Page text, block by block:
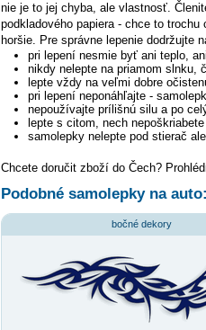
nie je to jej chyba, ale vlastnosť.
podkladového papiera - chce to
horšie. Pre správne lepenie dodržujte
pri lepení nesmie byť ani teplo,
nikdy nelepte na priamom slnku,
lepte vždy na veľmi dobre
pri lepení neponáhľajte -
nepoužívajte prílišnú silu a po
lepte s citom, nech
samolepky nelepte pod stierač
Chcete doručit zboží do Čech?
Podobné samolepky na auto:
bočné dekory